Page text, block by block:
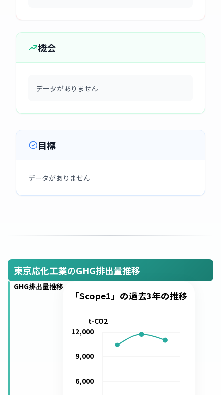
機会
データがありません
目標
データがありません
東京応化工業のGHG排出量推移
GHG排出量推移
「Scope1」の過去3年の推移
6,000
9,000
12,000
t-CO2